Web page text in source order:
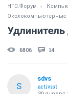
НГС.Форум
Околокомпьютерные
6806 14
S
sdvs
activist